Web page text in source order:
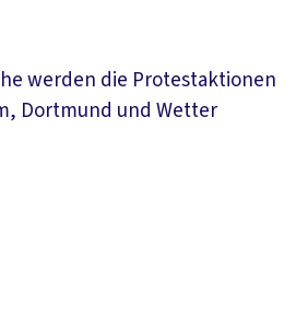
werden die Protestaktionen
Dortmund und Wetter